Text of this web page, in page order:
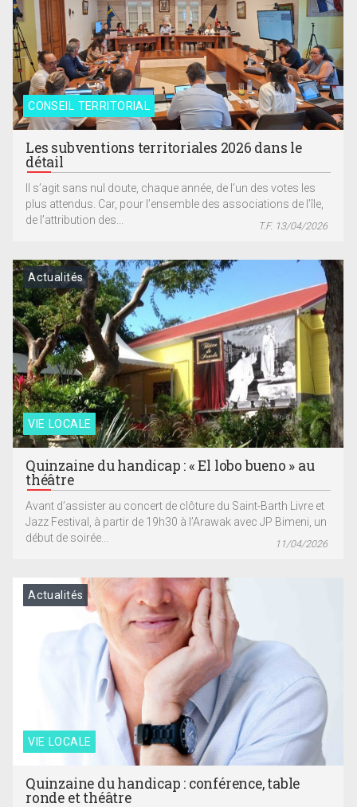
CONSEIL TERRITORIAL
Les subventions territoriales 2026 dans le
détail
Il s’agit sans nul doute, chaque année, de l’un des votes les
plus attendus. Car, pour l’ensemble des associations de l’île,
de l’attribution des...
T.F. 13/04/2026
VIE LOCALE
Actualités
Quinzaine du handicap : « El lobo bueno » au
théâtre
Avant d’assister au concert de clôture du Saint-Barth Livre et
Jazz Festival, à partir de 19h30 à l’Arawak avec JP Bimeni, un
début de soirée...
11/04/2026
VIE LOCALE
Actualités
Quinzaine du handicap : conférence, table
ronde et théâtre